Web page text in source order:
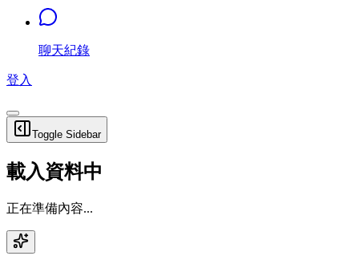
聊天紀錄
登入
Toggle Sidebar
載入資料中
正在準備內容...